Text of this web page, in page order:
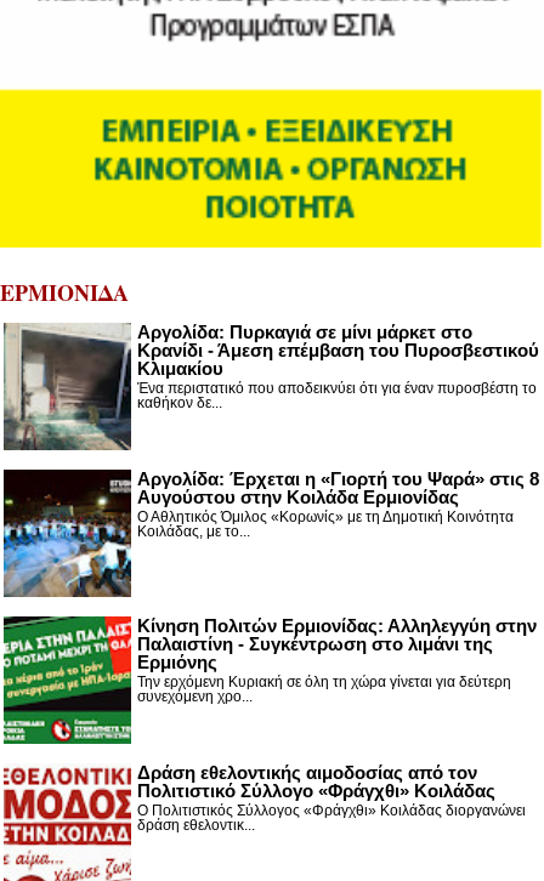
ΕΡΜΙΟΝΙΔΑ
Αργολίδα: Πυρκαγιά σε μίνι μάρκετ στο
Κρανίδι - Άμεση επέμβαση του Πυροσβεστικού
Κλιμακίου
Ένα περιστατικό που αποδεικνύει ότι για έναν πυροσβέστη το
καθήκον δε...
Αργολίδα: Έρχεται η «Γιορτή του Ψαρά» στις 8
Αυγούστου στην Κοιλάδα Ερμιονίδας
Ο Αθλητικός Όμιλος «Κορωνίς» με τη Δημοτική Κοινότητα
Κοιλάδας, με το...
Κίνηση Πολιτών Ερμιονίδας: Αλληλεγγύη στην
Παλαιστίνη - Συγκέντρωση στο λιμάνι της
Ερμιόνης
Την ερχόμενη Κυριακή σε όλη τη χώρα γίνεται για δεύτερη
συνεχόμενη χρο...
Δράση εθελοντικής αιμοδοσίας από τον
Πολιτιστικό Σύλλογο «Φράγχθι» Κοιλάδας
Ο Πολιτιστικός Σύλλογος «Φράγχθι» Κοιλάδας διοργανώνει
δράση εθελοντικ...